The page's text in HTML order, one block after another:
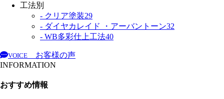
工法別
- クリア塗装29
- ダイヤカレイド ・アーバントーン32
- WB多彩仕上工法40
VOICE
お客様の声
INFORMATION
おすすめ情報